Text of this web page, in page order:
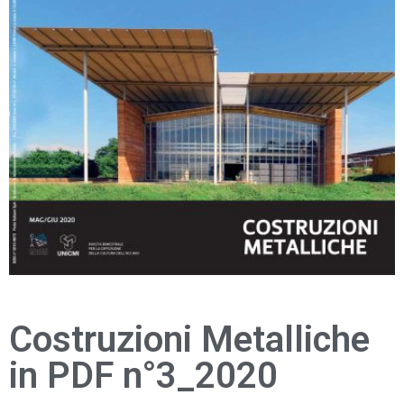
Costruzioni Metalliche
in PDF n°3_2020